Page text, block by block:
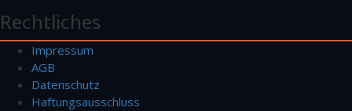
Rechtliches
Impressum
AGB
Datenschutz
Haftungsausschluss